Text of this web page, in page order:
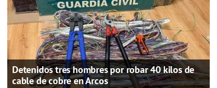
Detenidos tres hombres por robar 40 kilos de
cable de cobre en Arcos